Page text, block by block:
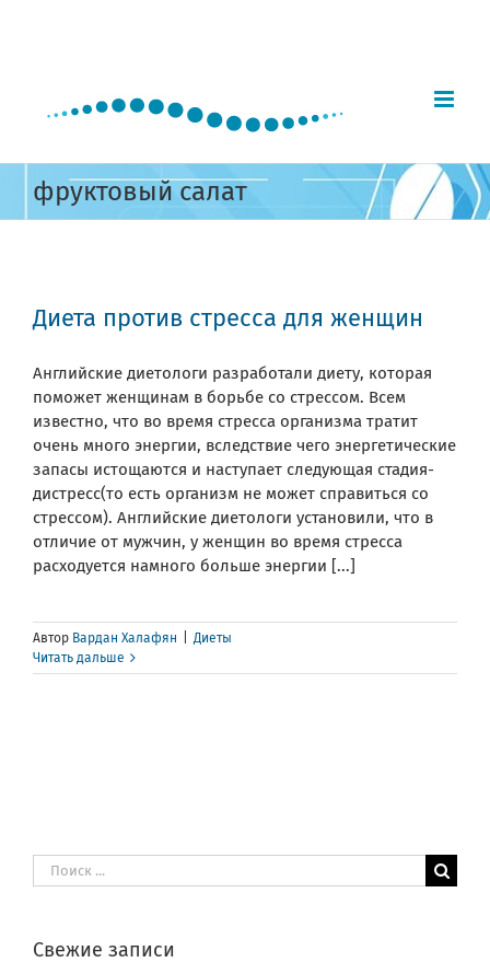
фруктовый салат
Диета против стресса для женщин
Английские диетологи разработали диету, которая
поможет женщинам в борьбе со стрессом. Всем
известно, что во время стресса организма тратит
очень много энергии, вследствие чего энергетические
запасы истощаются и наступает следующая стадия-
дистресс(то есть организм не может справиться со
стрессом). Английские диетологи установили, что в
отличие от мужчин, у женщин во время стресса
расходуется намного больше энергии [...]
Автор Вардан Халафян
Диеты
Читать дальше
Результат
поиска:
Свежие записи